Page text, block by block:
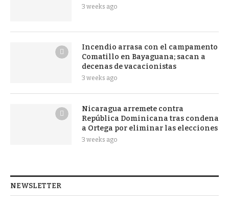
3 weeks ago
Incendio arrasa con el campamento
Comatillo en Bayaguana; sacan a
decenas de vacacionistas
3 weeks ago
Nicaragua arremete contra
República Dominicana tras condena
a Ortega por eliminar las elecciones
3 weeks ago
NEWSLETTER